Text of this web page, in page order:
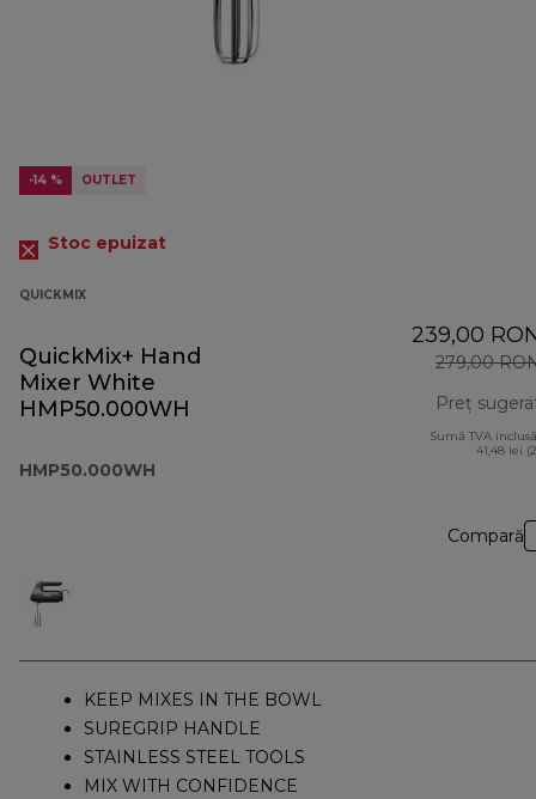
-14 % OUTLET
Stoc epuizat
QUICKMIX
QuickMix+ Hand
Mixer White
HMP50.000WH
HMP50.000WH
239,00
279,00
Preț
Sumă TVA
41,48 lei
Compară
KEEP MIXES IN THE BOWL
SUREGRIP HANDLE
STAINLESS STEEL TOOLS
MIX WITH CONFIDENCE